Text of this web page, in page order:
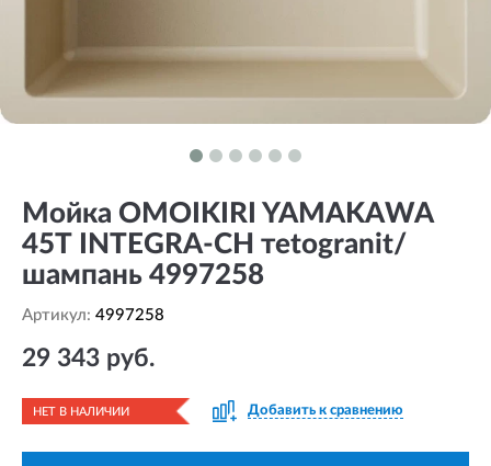
Мойка OMOIKIRI YAMAKAWA
45Т INTEGRA-CH тetogranit/
шампань 4997258
Артикул: 4997258
29 343 руб.
НЕТ В НАЛИЧИИ Добавить к сравнению